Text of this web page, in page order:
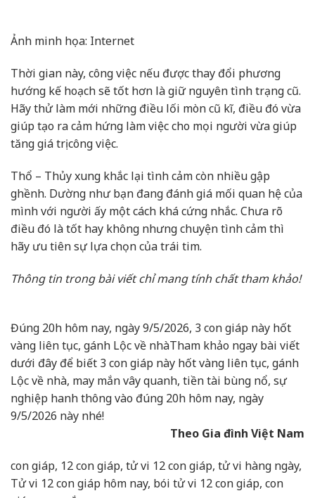
Ảnh minh họa: Internet
Thời gian này, công việc nếu được thay đổi phương
hướng kế hoạch sẽ tốt hơn là giữ nguyên tình trạng cũ.
Hãy thử làm mới những điều lối mòn cũ kĩ, điều đó vừa
giúp tạo ra cảm hứng làm việc cho mọi người vừa giúp
tăng giá trị công việc.
Thổ – Thủy xung khắc lại tình cảm còn nhiều gập
ghềnh. Dường như bạn đang đánh giá mối quan hệ của
mình với người ấy một cách khá cứng nhắc. Chưa rõ
điều đó là tốt hay không nhưng chuyện tình cảm thì
hãy ưu tiên sự lựa chọn của trái tim.
Thông tin trong bài viết chỉ mang tính chất tham khảo!
Đúng 20h hôm nay, ngày 9/5/2026, 3 con giáp này hốt
vàng liên tục, gánh Lộc về nhàTham khảo ngay bài viết
dưới đây để biết 3 con giáp này hốt vàng liên tục, gánh
Lộc về nhà, may mắn vây quanh, tiền tài bùng nổ, sự
nghiệp hanh thông vào đúng 20h hôm nay, ngày
9/5/2026 này nhé!
Theo Gia đình Việt Nam
con giáp, 12 con giáp, tử vi 12 con giáp, tử vi hàng ngày,
Tử vi 12 con giáp hôm nay, bói tử vi 12 con giáp, con